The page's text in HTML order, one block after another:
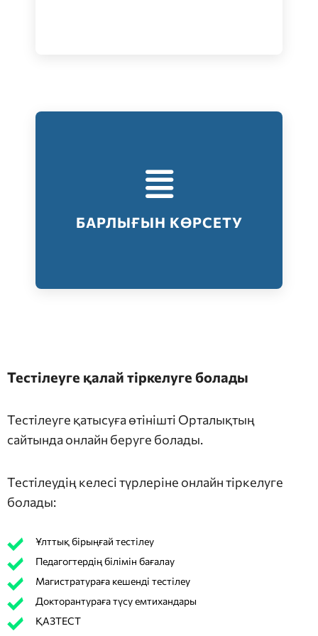
БАРЛЫҒЫН КӨРСЕТУ
Тестілеудің барлық түрлері
Барлығын көрсету
Тестілеуге қалай тіркелуге болады
Тестілеуге қатысуға өтінішті Орталықтың
сайтында онлайн беруге болады.
Тестілеудің келесі түрлеріне онлайн тіркелуге
болады:
Ұлттық бірыңғай тестілеу
Педагогтердің білімін бағалау
Магистратураға кешенді тестілеу
Докторантураға түсу емтихандары
ҚАЗТЕСТ